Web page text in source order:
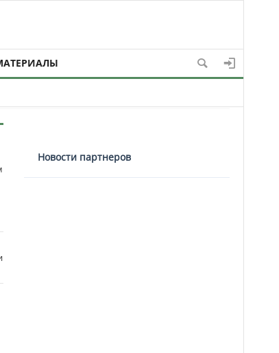
Новости партнеров